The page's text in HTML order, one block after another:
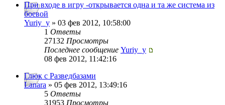
При входе в игру -открывается одна и та же система из
боевой
Yuriy_y » 03 фев 2012, 10:58:00
1 Ответы
27132 Просмотры
Последнее сообщение Yuriy_y
08 фев 2012, 11:42:16
Глюк с Разведбазами
Lanara » 05 фев 2012, 13:49:16
5 Ответы
31953 Просмотры